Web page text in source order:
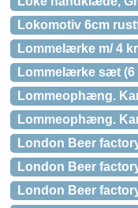
Lokomotiv 6cm
Lommelærke m/ 4
Lommelærke sæt (6
Lommeophæng.
Lommeophæng.
London Beer
London Beer
London Beer